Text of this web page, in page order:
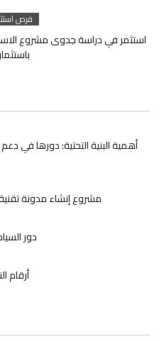
فرص
استثمر في دراسة جدوى مشروع
باستثمار 5 ملايين ريال
أهمية البنية التحتية: دورها في
مشروع إنشاء مدونة
دور
أرقام